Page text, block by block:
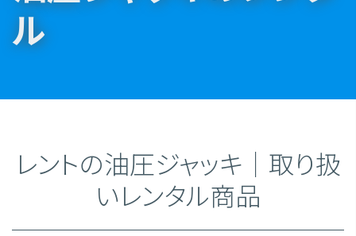
ル
レントの油圧ジャッキ｜取り扱
いレンタル商品